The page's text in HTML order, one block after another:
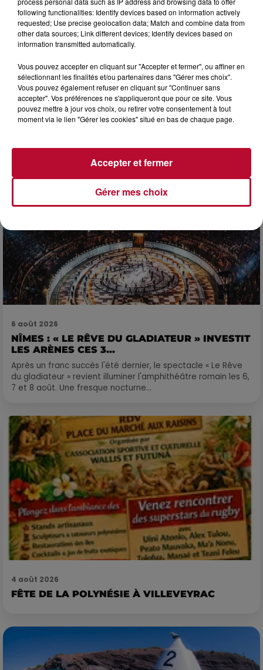
7 août 2026
DINER CONCERT À LA MJC DE MARSEILLAN
6 août 2026
NÎMES : « LE RÊVE DU GLADIATEUR » INVESTIT
LES ARÈNES CES 3...
Après un franc succès l'été dernier, le spectacle « Le Rêve
du gladiateur » revient illuminer l'amphithéâtre romain les 6,
7 et 8 août. Une fresque nocturne...
4 août 2026
FÊTE DE LA POLYNÉSIE À VILLEVEYRAC
following functionalities: Identify devices based on information actively
requested; Use precise geolocation data; Match and combine data from
other data sources; Link different devices; Identify devices based on
information transmitted automatically.
Vous pouvez accepter en cliquant sur "Accepter et fermer", ou affiner en
sélectionnant les finalités et/ou partenaires dans "Gérer mes choix".
Vous pouvez également refuser en cliquant sur "Continuer sans
accepter". Vos préférences ne s'appliqueront que pour ce site. Vous
pouvez mettre à jour vos choix, ou retirer votre consentement à tout
moment via le lien "Gérer les cookies" situé en bas de chaque page.
Gérer mes choix
Accepter et fermer